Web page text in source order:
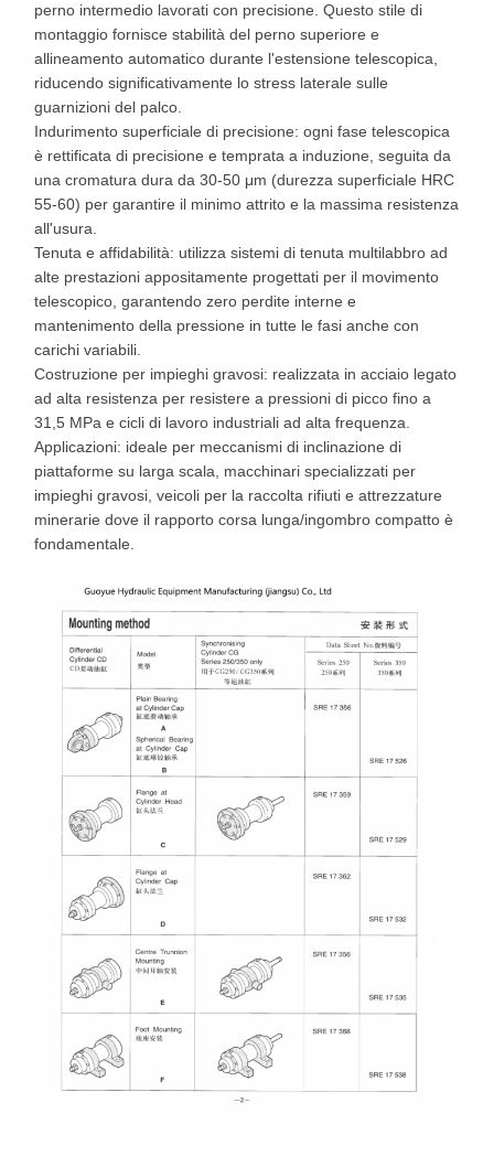
perno intermedio lavorati con precisione. Questo stile di
montaggio fornisce stabilità del perno superiore e
allineamento automatico durante l'estensione telescopica,
riducendo significativamente lo stress laterale sulle
guarnizioni del palco.
Indurimento superficiale di precisione: ogni fase telescopica
è rettificata di precisione e temprata a induzione, seguita da
una cromatura dura da 30-50 μm (durezza superficiale HRC
55-60) per garantire il minimo attrito e la massima resistenza
all'usura.
Tenuta e affidabilità: utilizza sistemi di tenuta multilabbro ad
alte prestazioni appositamente progettati per il movimento
telescopico, garantendo zero perdite interne e
mantenimento della pressione in tutte le fasi anche con
carichi variabili.
Costruzione per impieghi gravosi: realizzata in acciaio legato
ad alta resistenza per resistere a pressioni di picco fino a
31,5 MPa e cicli di lavoro industriali ad alta frequenza.
Applicazioni: ideale per meccanismi di inclinazione di
piattaforme su larga scala, macchinari specializzati per
impieghi gravosi, veicoli per la raccolta rifiuti e attrezzature
minerarie dove il rapporto corsa lunga/ingombro compatto è
fondamentale.